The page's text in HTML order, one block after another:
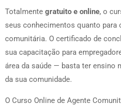
Totalmente gratuito e online, o
seus conhecimentos quanto para
comunitária. O certificado de
sua capacitação para
área da saúde — basta ter ensino
da sua comunidade.
O Curso Online de Agente